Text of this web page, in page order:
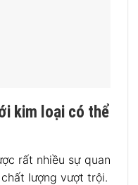
kim loại có thể
rất nhiều sự quan
lượng vượt trội.